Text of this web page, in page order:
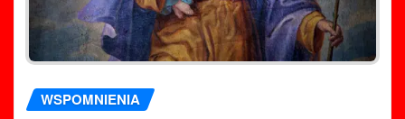
WSPOMNIENIA